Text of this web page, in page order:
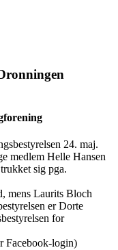
24. maj.
medlem Helle Hansen
sig pga.
mens Laurits Bloch
er Dorte
for
Facebook-login)